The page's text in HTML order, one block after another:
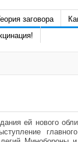
заговора
ей нового